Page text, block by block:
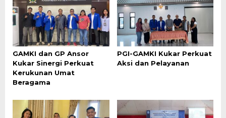
GAMKI dan GP Ansor
Kukar Sinergi Perkuat
Kerukunan Umat
Beragama
PGI-GAMKI Kukar Perkuat
Aksi dan Pelayanan